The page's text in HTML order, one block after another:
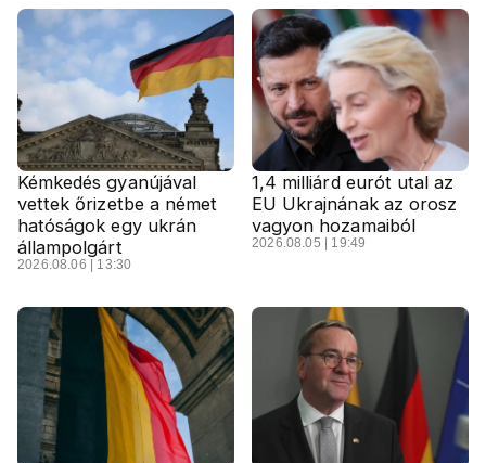
Kémkedés gyanújával
vettek őrizetbe a német
hatóságok egy ukrán
állampolgárt
2026.08.06 | 13:30
1,4 milliárd eurót utal az
EU Ukrajnának az orosz
vagyon hozamaiból
2026.08.05 | 19:49